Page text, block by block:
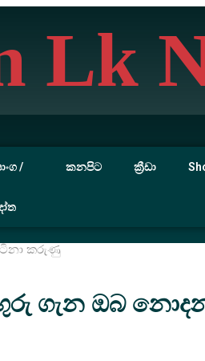
Lk
/ කනපිට ක්‍රීඩා
කරුණු
ගැන ඔබ